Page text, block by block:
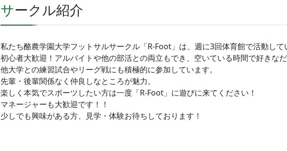
サークル紹介
私たち酪農学園大学フットサルサークル「R-Foot」は、週に3回体育館で活動して
初心者大歓迎！アルバイトや他の部活との両立もでき、空いている時間で好きな
他大学との練習試合やリーグ戦にも積極的に参加しています。
先輩・後輩関係なく仲良しなところが魅力。
楽しく本気でスポーツしたい方は一度「R-Foot」に遊びに来てください！
マネージャーも大歓迎です！！
少しでも興味がある方、見学・体験お待ちしております！